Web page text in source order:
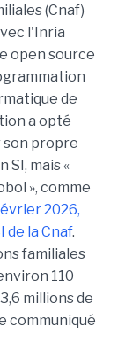
(Cnaf)
l'Inria
open source
de
a opté
propre
SI, mais «
», comme
2026,
de la Cnaf.
familiales
110
millions de
communiqué